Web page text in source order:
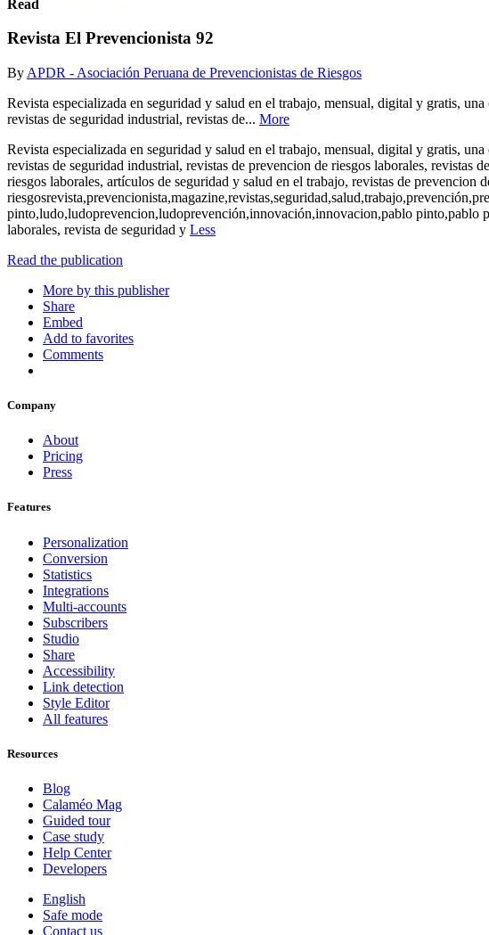
Read
Revista El Prevencionista 92
By APDR - Asociación Peruana de Prevencionistas de Riesgos
Revista especializada en seguridad y salud en el trabajo, mensual, digital y gratis,
revistas de seguridad industrial, revistas de... More
Revista especializada en seguridad y salud en el trabajo, mensual, digital y gratis,
revistas de seguridad industrial, revistas de prevencion de riesgos laborales,
riesgos laborales, artículos de seguridad y salud en el trabajo, revistas de prevencion
pinto,ludo,ludoprevencion,ludoprevención,innovación,innovacion,pablo pinto,pablo
laborales, revista de seguridad y Less
Read the publication
More by this publisher
Share
Embed
Add to favorites
Comments
Company
About
Pricing
Press
Features
Personalization
Conversion
Statistics
Integrations
Multi-accounts
Subscribers
Studio
Share
Accessibility
Link detection
Style Editor
All features
Resources
Blog
Calaméo Mag
Guided tour
Case study
Help Center
Developers
English
Safe mode
Contact us